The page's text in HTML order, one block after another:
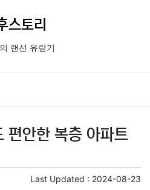
스토리
랜선 유랑기
안한 복층 아파트
Last Updated : 2024-08-23